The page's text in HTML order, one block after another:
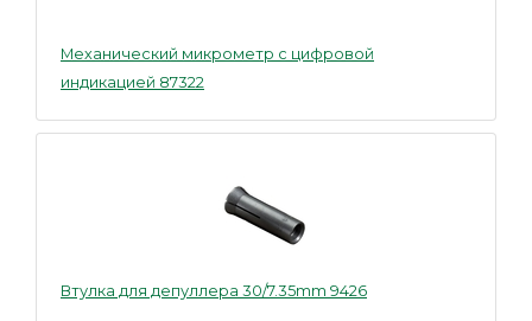
Механический микрометр с цифровой
индикацией 87322
Втулка для депуллера 30/7.35mm 9426